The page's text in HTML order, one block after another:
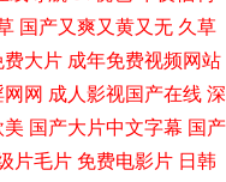
产拍 蜜臀久久成人视频网站
在线 欧美孕妇性交 激情久久
国产又爽又黄又无 久草
费大片 成年免费视频网站
网 成人影视国产在线 深
美 国产大片中文字幕 国产
片毛片 免费电影片 日韩